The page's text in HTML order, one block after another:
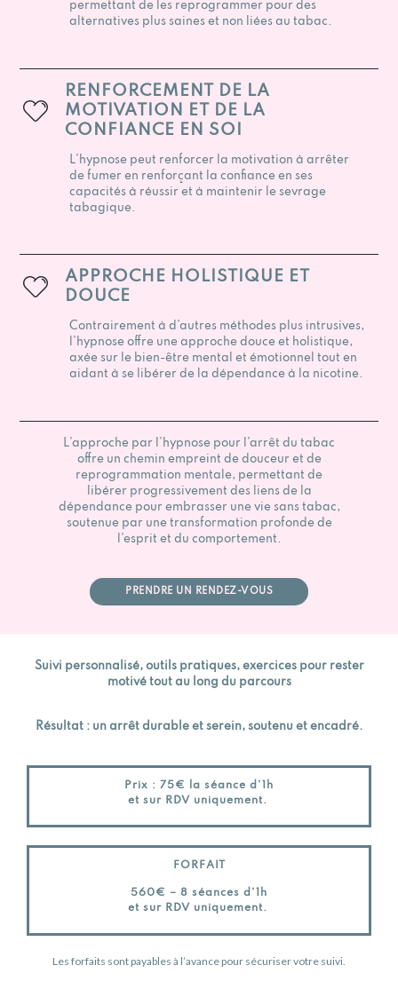
permettant de les reprogrammer pour des
alternatives plus saines et non liées au tabac.
RENFORCEMENT DE LA
MOTIVATION ET DE LA
CONFIANCE EN SOI
L’hypnose peut renforcer la motivation à arrêter
de fumer en renforçant la confiance en ses
capacités à réussir et à maintenir le sevrage
tabagique.
APPROCHE HOLISTIQUE ET
DOUCE
Contrairement à d’autres méthodes plus intrusives,
l’hypnose offre une approche douce et holistique,
axée sur le bien-être mental et émotionnel tout en
aidant à se libérer de la dépendance à la nicotine.
L’approche par l’hypnose pour l’arrêt du tabac
offre un chemin empreint de douceur et de
reprogrammation mentale, permettant de
libérer progressivement des liens de la
dépendance pour embrasser une vie sans tabac,
soutenue par une transformation profonde de
l’esprit et du comportement.
PRENDRE UN RENDEZ-VOUS
Suivi personnalisé, outils pratiques, exercices pour rester
motivé tout au long du parcours
Résultat : un arrêt durable et serein, soutenu et encadré.
Prix : 75€ la séance d’1h
et sur RDV uniquement.
FORFAIT
560€ – 8 séances d’1h
et sur RDV uniquement.
Les forfaits sont payables à l’avance pour sécuriser votre suivi.